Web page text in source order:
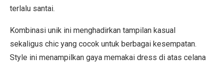
terlalu santai.
Kombinasi unik ini menghadirkan tampilan kasual
sekaligus chic yang cocok untuk berbagai kesempatan.
Style ini menampilkan gaya memakai dress di atas celana